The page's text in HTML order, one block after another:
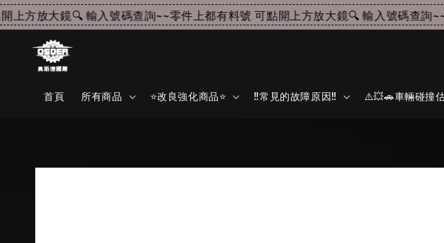
方放大鏡🔍 輸入號碼查詢~~零件上都有料號 可點開上方放大鏡🔍 輸入號碼查詢~~
首頁 所有商品 ⭐改良強化商品⭐ ‼️常見的故障原因‼️ ⚠️💥🚗車輛碰撞